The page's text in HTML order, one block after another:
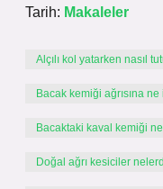
Tarih: Makaleler
Alçılı kol yatarken nasıl
Bacak kemiği ağrısına
Bacaktaki kaval kemiği
Doğal ağrı kesiciler